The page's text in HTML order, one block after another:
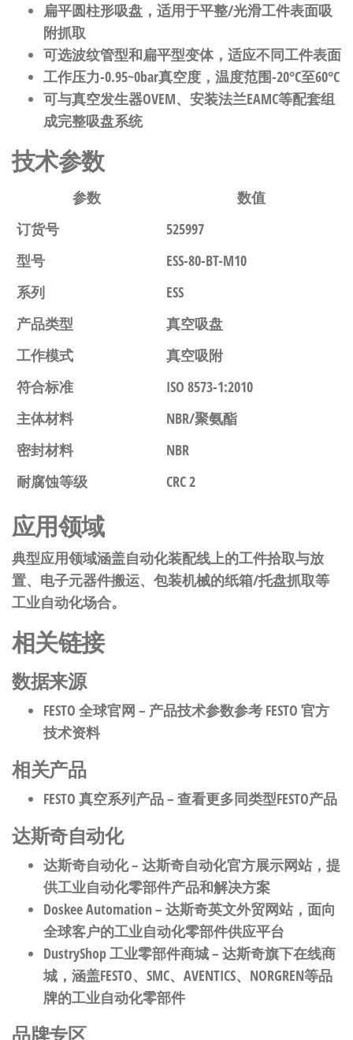
扁平圆柱形吸盘，适用于平整/光滑工件表面吸
附抓取
可选波纹管型和扁平型变体，适应不同工件表面
工作压力-0.95~0bar真空度，温度范围-20°C至60°C
可与真空发生器OVEM、安装法兰EAMC等配套组
成完整吸盘系统
技术参数
参数
数值
订货号
525997
型号
ESS-80-BT-M10
系列
ESS
产品类型
真空吸盘
工作模式
真空吸附
符合标准
ISO 8573-1:2010
主体材料
NBR/聚氨酯
密封材料
NBR
耐腐蚀等级
CRC 2
应用领域
典型应用领域涵盖自动化装配线上的工件拾取与放
置、电子元器件搬运、包装机械的纸箱/托盘抓取等
工业自动化场合。
相关链接
数据来源
FESTO 全球官网 – 产品技术参数参考 FESTO 官方
技术资料
相关产品
FESTO 真空系列产品– 查看更多同类型FESTO产品
达斯奇自动化
达斯奇自动化– 达斯奇自动化官方展示网站，提
供工业自动化零部件产品和解决方案
Doskee Automation– 达斯奇英文外贸网站，面向
全球客户的工业自动化零部件供应平台
DustryShop 工业零部件商城– 达斯奇旗下在线商
城，涵盖FESTO、SMC、AVENTICS、NORGREN等品
牌的工业自动化零部件
品牌专区